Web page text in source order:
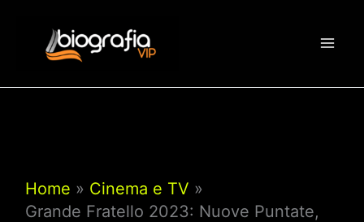
contenuto
Home
Cinema e TV
Grande Fratello 2023: Nuove Puntate,